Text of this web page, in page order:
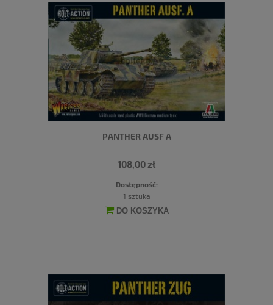
PANTHER AUSF A
108,00 zł
Dostępność:
1 sztuka
DO KOSZYKA